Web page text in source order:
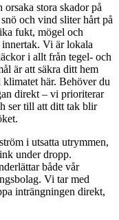
stora skador på
och vind sliter hårt på
fukt, mögel och
Vi är lokala
i allt från tegel- och
är att säkra ditt hem
här. Behöver du
direkt – vi prioriterar
ser till att ditt tak blir
i utsatta utrymmen,
under dropp.
både vår
Vi tar med
inträngningen direkt,